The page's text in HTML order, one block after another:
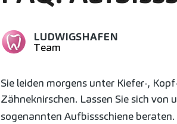
LUDWIGSHAFEN
Team
Sie leiden morgens unter Kiefer-,
Zähneknirschen. Lassen Sie sich von
sogenannten Aufbissschiene